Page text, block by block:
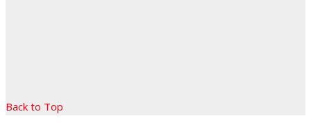
Back to Top